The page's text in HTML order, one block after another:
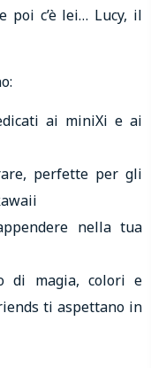
c’è lei… Lucy, il
ai miniXi e ai
perfette per gli
nella tua
di magia, colori e
ti aspettano in